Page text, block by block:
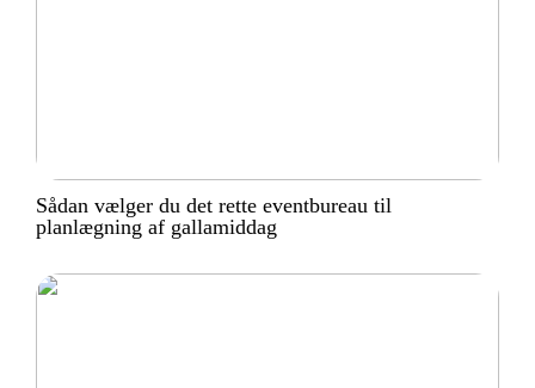
Sådan vælger du det rette eventbureau til
planlægning af gallamiddag